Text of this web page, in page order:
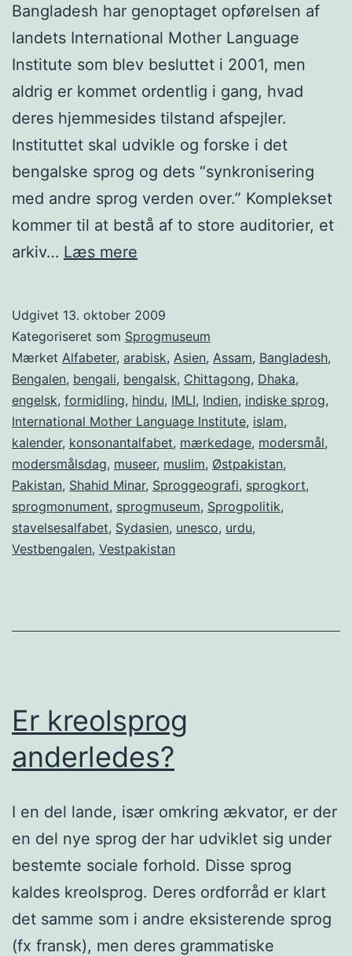
Bangladesh har genoptaget opførelsen af
landets International Mother Language
Institute som blev besluttet i 2001, men
aldrig er kommet ordentlig i gang, hvad
deres hjemmesides tilstand afspejler.
Instituttet skal udvikle og forske i det
bengalske sprog og dets “synkronisering
med andre sprog verden over.” Komplekset
kommer til at bestå af to store auditorier, et
arkiv… Læs mere
Udgivet 13. oktober 2009
Kategoriseret som Sprogmuseum
Mærket Alfabeter, arabisk, Asien, Assam, Bangladesh,
Bengalen, bengali, bengalsk, Chittagong, Dhaka,
engelsk, formidling, hindu, IMLI, Indien, indiske sprog,
International Mother Language Institute, islam,
kalender, konsonantalfabet, mærkedage, modersmål,
modersmålsdag, museer, muslim, Østpakistan,
Pakistan, Shahid Minar, Sproggeografi, sprogkort,
sprogmonument, sprogmuseum, Sprogpolitik,
stavelsesalfabet, Sydasien, unesco, urdu,
Vestbengalen, Vestpakistan
Er kreolsprog
anderledes?
I en del lande, især omkring ækvator, er der
en del nye sprog der har udviklet sig under
bestemte sociale forhold. Disse sprog
kaldes kreolsprog. Deres ordforråd er klart
det samme som i andre eksisterende sprog
(fx fransk), men deres grammatiske